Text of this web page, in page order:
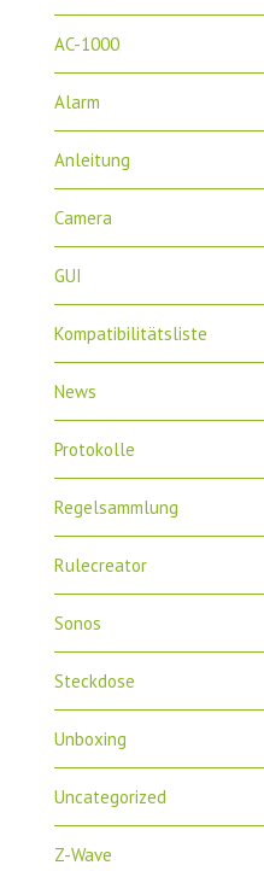
AC-1000
Alarm
Anleitung
Camera
GUI
Kompatibilitätsliste
News
Protokolle
Regelsammlung
Rulecreator
Sonos
Steckdose
Unboxing
Uncategorized
Z-Wave